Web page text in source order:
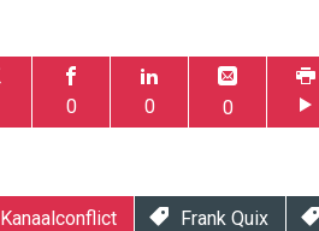
0 0 0
Kanaalconflict Frank Quix